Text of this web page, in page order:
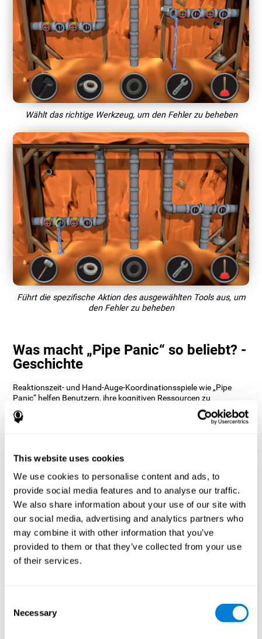
This website uses cookies
We use cookies to personalise content and ads, to
provide social media features and to analyse our traffic.
We also share information about your use of our site with
our social media, advertising and analytics partners who
may combine it with other information that you’ve
provided to them or that they’ve collected from your use
of their services.
Selection
Necessary
Wählt das richtige Werkzeug, um den Fehler zu beheben
Führt die spezifische Aktion des ausgewählten Tools aus, um
den Fehler zu beheben
Was macht „Pipe Panic“ so beliebt? -
Geschichte
Reaktionszeit- und Hand-Auge-Koordinationsspiele wie „Pipe
Panic“ helfen Benutzern, ihre kognitiven Ressourcen zu
verwalten, um ihre Leistung zu optimieren. Dies hilft ihnen, immer
komplexere Ziele zu setzen, die eine größere Geschicklichkeit der
Wie verbessert das Gedankenspiel
„Pipe Panic“ meine kognitiven
Fähigkeiten?
Das Spielen von „Pipe Panic“ stimuliert ein bestimmtes neurales
Aktivierungsmuster. Das konsequente Wiederholen und
Trainieren dieses Musters kann helfen, neurale Verbindungen zu
optimieren und neuralen Schaltkreisen zu helfen, geschwächte
oder beschädigte kognitive Funktionen neu zu organisieren und
wiederherzustellen.
Synapsen zu schaffen und die kognitiven Funktionen zu